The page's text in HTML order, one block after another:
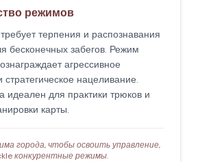
режимов
терпения и распознавания
бесконечных забегов. Режим
агрессивное
стратегическое нацеливание.
идеален для практики трюков и
карты.
города, чтобы освоить управление,
конкурентные режимы.